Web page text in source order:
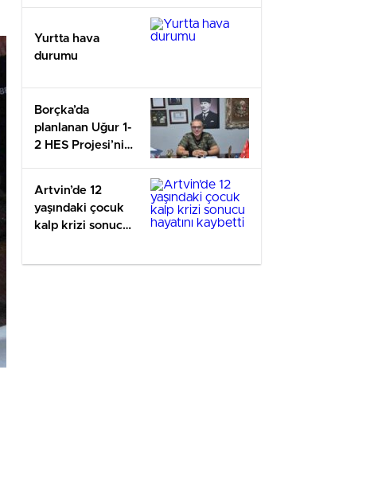
Yurtta hava
durumu
Borçka’da
planlanan Uğur 1-
2 HES Projesi’nin
Artvin’de 12
yaşındaki çocuk
kalp krizi sonucu